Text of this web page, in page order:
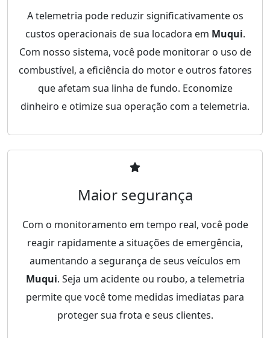
A telemetria pode reduzir significativamente os
custos operacionais de sua locadora em Muqui.
Com nosso sistema, você pode monitorar o uso de
combustível, a eficiência do motor e outros fatores
que afetam sua linha de fundo. Economize
dinheiro e otimize sua operação com a telemetria.
Maior segurança
Com o monitoramento em tempo real, você pode
reagir rapidamente a situações de emergência,
aumentando a segurança de seus veículos em
Muqui. Seja um acidente ou roubo, a telemetria
permite que você tome medidas imediatas para
proteger sua frota e seus clientes.